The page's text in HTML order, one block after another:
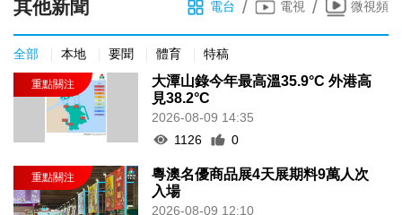
其他新聞 電台 / 電視 / 微視頻
全部 本地 要聞 體育 特稿
大潭山錄今年最高溫35.9°C 外港高
見38.2°C
2026-08-09 14:35
1126
0
粵澳名優商品展4天展期料9萬人次
入場
2026-08-09 12:10